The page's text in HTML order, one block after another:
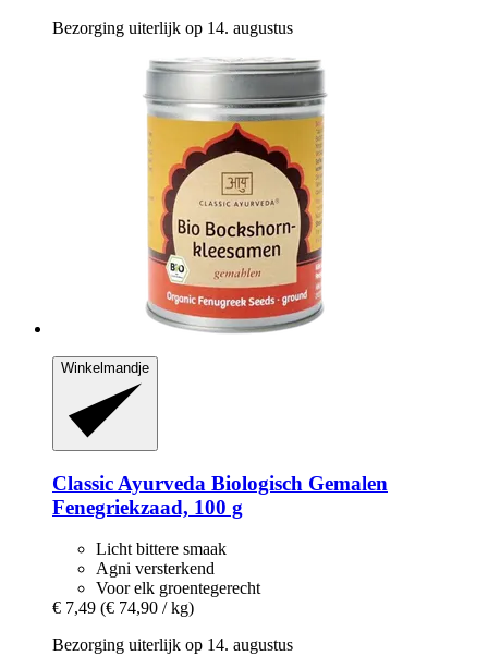
Bezorging uiterlijk op 14. augustus
Winkelmandje
Classic Ayurveda Biologisch Gemalen
Fenegriekzaad, 100 g
Licht bittere smaak
Agni versterkend
Voor elk groentegerecht
€ 7,49 (€ 74,90 / kg)
Bezorging uiterlijk op 14. augustus